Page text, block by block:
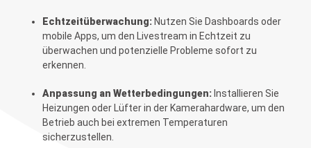
Echtzeitüberwachung:Nutzen Sie Dashboards oder
mobile Apps, um den Livestream in Echtzeit zu
überwachen und potenzielle Probleme sofort zu
erkennen.
Anpassung an Wetterbedingungen:Installieren Sie
Heizungen oder Lüfter in der Kamerahardware, um den
Betrieb auch bei extremen Temperaturen
sicherzustellen.